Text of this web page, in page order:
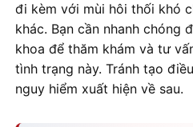
đi kèm với mùi hôi thối khó
khác. Bạn cần nhanh chóng
khoa để thăm khám và tư
tình trạng này. Tránh tạo
nguy hiểm xuất hiện về sau.